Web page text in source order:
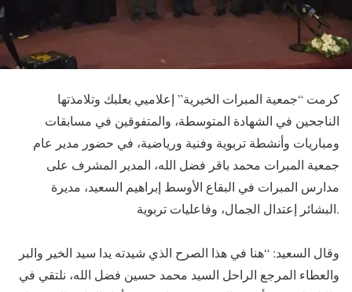
كرمت “جمعية المبرات الخيرية” إعلاميي بعلبك وتلامذتها
الناجحين في الشهادة المتوسطة، والمتفوقين في مسابقات
ومباريات وأنشطة تربوية وفنية ورياضية، في حضور مدير عام
جمعية المبرات محمد باقر فضل الله، المدير المشرف على
مدارس المبرات في البقاع الأوسط إبراهيم السعيد، مديرة
البشائر إعتدال الجمال، وفاعليات تربوية.
وقال السعيد: “هنا في هذا الصرح الذي شيدته يدا سيد الخير والبر
والعطاء المرجع الراحل السيد محمد حسين فضل الله، نلتقي في